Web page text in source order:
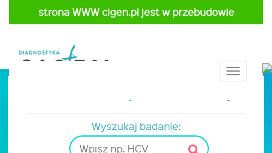
strona WWW cigen.pl jest w przebudowie
Toggle
Wyszukaj badanie: